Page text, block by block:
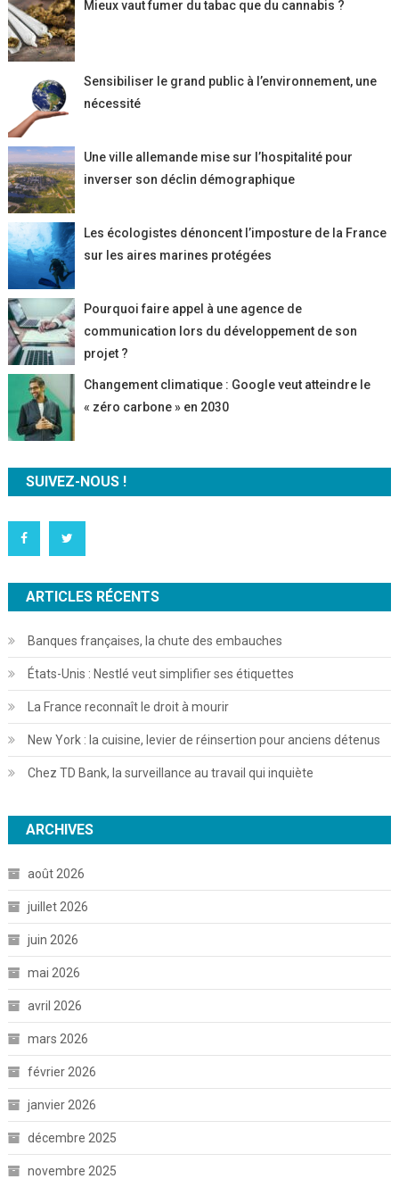
Mieux vaut fumer du tabac que du cannabis ?
Sensibiliser le grand public à l’environnement, une
nécessité
Une ville allemande mise sur l’hospitalité pour
inverser son déclin démographique
Les écologistes dénoncent l’imposture de la France
sur les aires marines protégées
Pourquoi faire appel à une agence de
communication lors du développement de son
projet ?
Changement climatique : Google veut atteindre le
« zéro carbone » en 2030
SUIVEZ-NOUS !
ARTICLES RÉCENTS
Banques françaises, la chute des embauches
États-Unis : Nestlé veut simplifier ses étiquettes
La France reconnaît le droit à mourir
New York : la cuisine, levier de réinsertion pour anciens détenus
Chez TD Bank, la surveillance au travail qui inquiète
ARCHIVES
août 2026
juillet 2026
juin 2026
mai 2026
avril 2026
mars 2026
février 2026
janvier 2026
décembre 2025
novembre 2025